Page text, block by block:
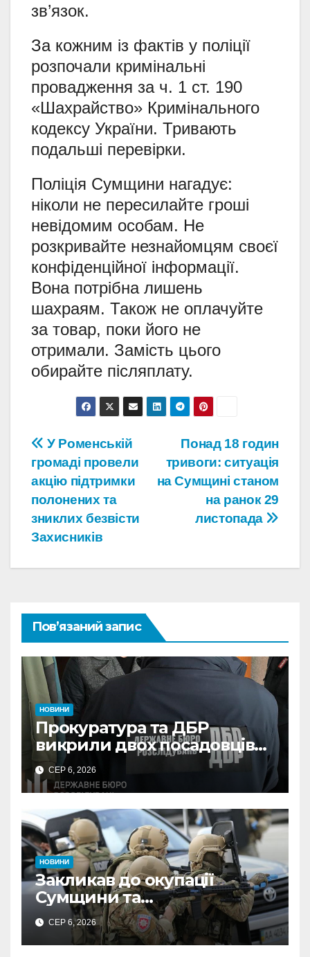
зв’язок.
За кожним із фактів у поліції
розпочали кримінальні
провадження за ч. 1 ст. 190
«Шахрайство» Кримінального
кодексу України. Тривають
подальші перевірки.
Поліція Сумщини нагадує:
ніколи не пересилайте гроші
невідомим особам. Не
розкривайте незнайомцям своєї
конфіденційної інформації.
Вона потрібна лишень
шахраям. Також не оплачуйте
за товар, поки його не
отримали. Замість цього
обирайте післяплату.
Навігація
записів
Понад 18 годин
тривоги: ситуація
на Сумщині станом
на ранок 29
листопада
У Роменській
громаді провели
акцію підтримки
полонених та
зниклих безвісти
Захисників
Пов’язаний запис
НОВИНИ
Прокуратура та ДБР
викрили двох посадовців
ДПС Сумщини на вимаганні
неправомірної вигоди у
ФОПа
СЕР 6, 2026
НОВИНИ
Закликав до окупації
Сумщини та
виправдовував обстріли:
СБУ викрила
прокремлівського агітатора
СЕР 6, 2026